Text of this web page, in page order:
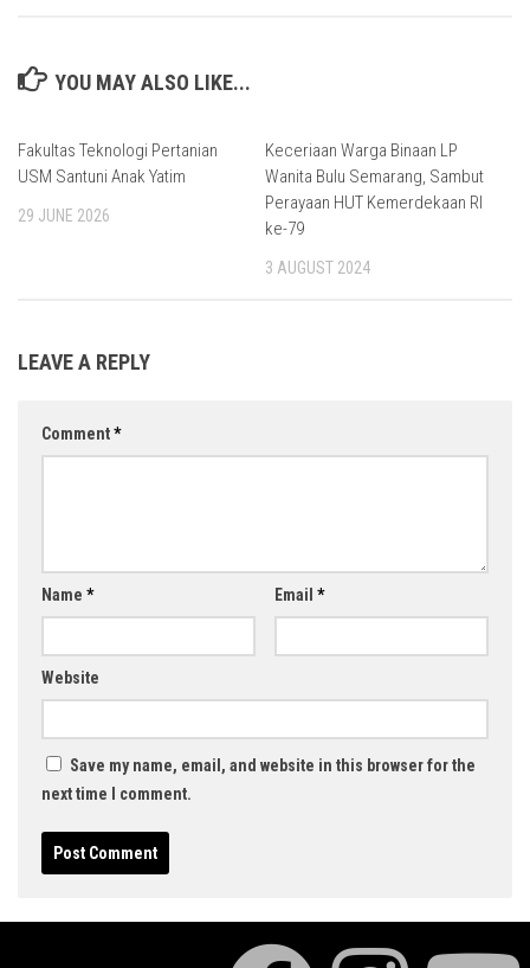
YOU MAY ALSO LIKE...
Fakultas Teknologi Pertanian
USM Santuni Anak Yatim
29 JUNE 2026
Keceriaan Warga Binaan LP
Wanita Bulu Semarang, Sambut
Perayaan HUT Kemerdekaan RI
ke-79
3 AUGUST 2024
LEAVE A REPLY
Comment*
Name * Email *
Website
Save my name, email, and website in this browser for the
next time I comment.